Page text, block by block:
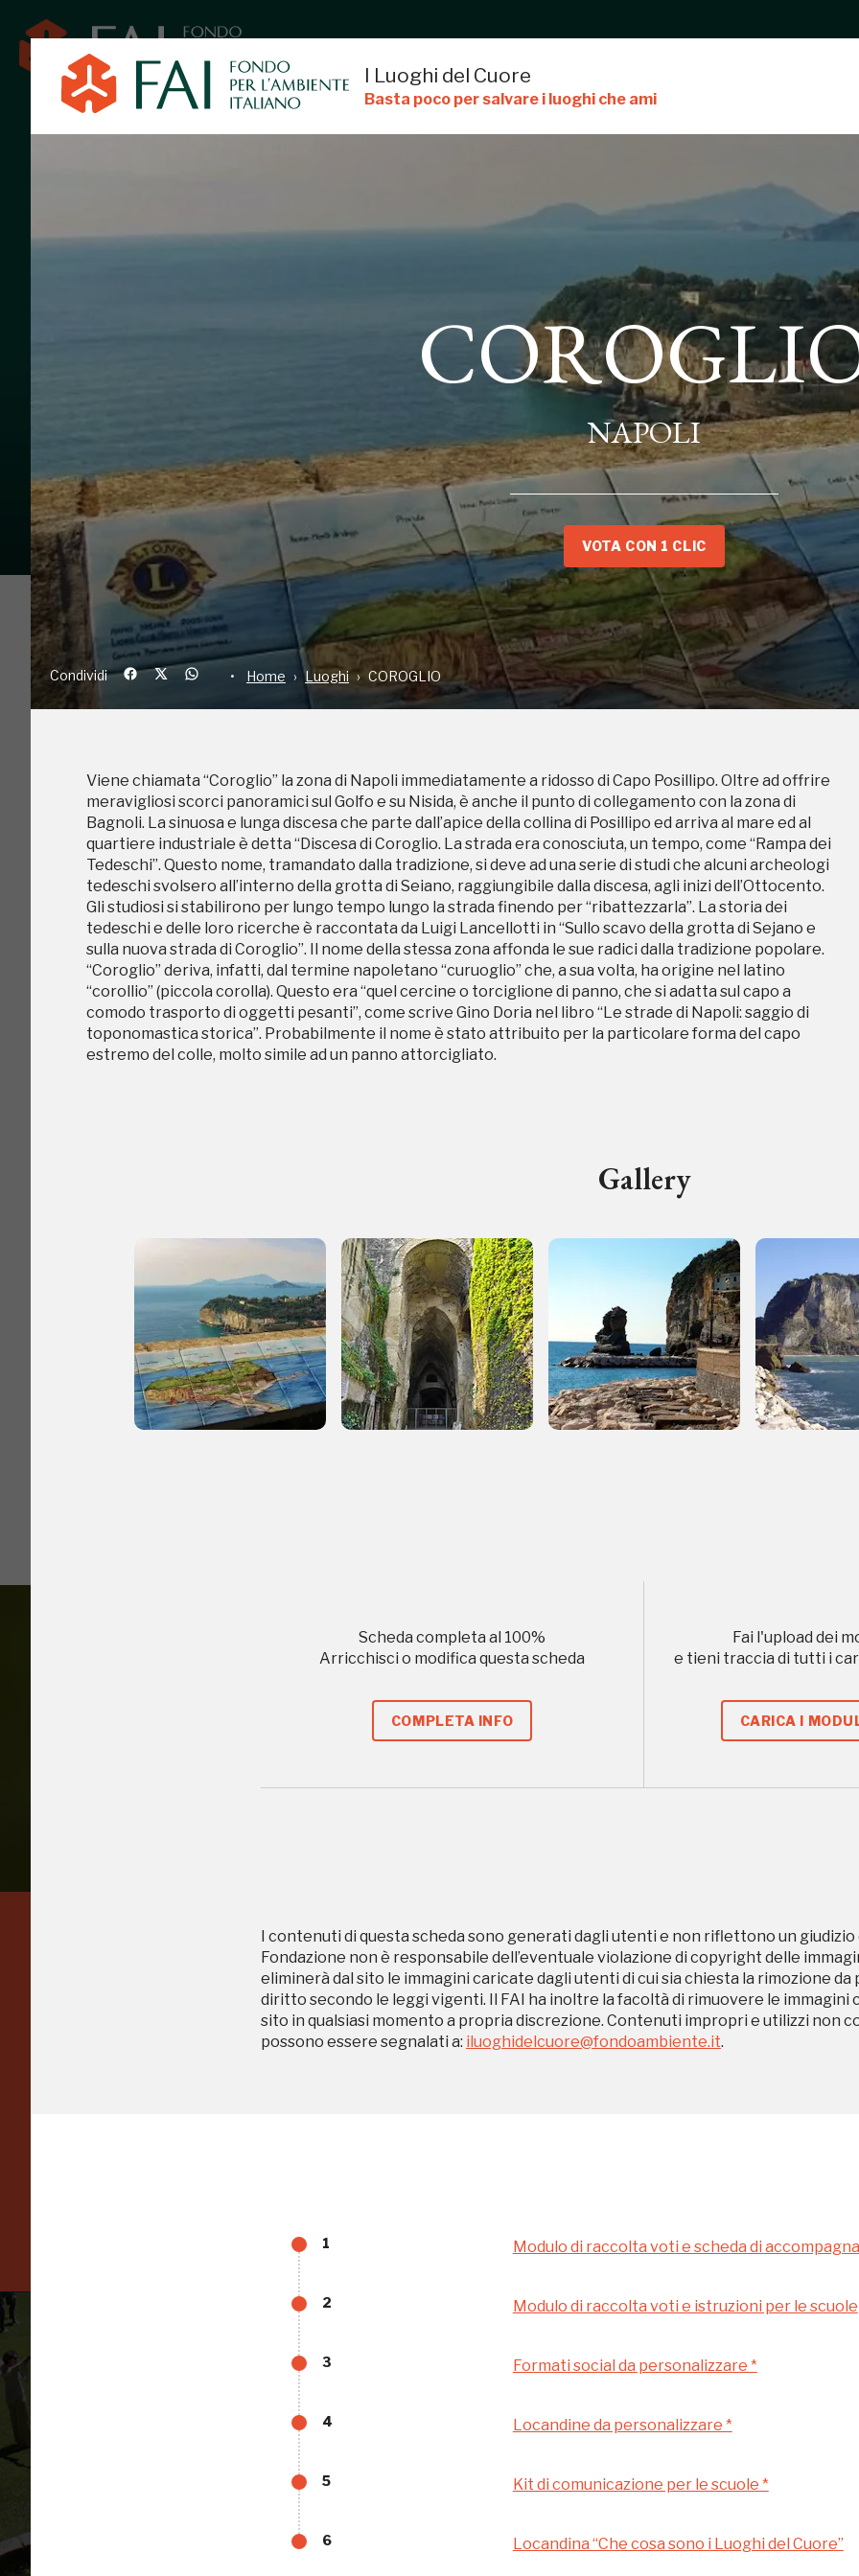
I Luoghi del Cuore
Basta poco per salvare i luoghi che ami
NAPOLI
VOTA CON 1 CLIC
Condividi Home Luoghi COROGLIO
Viene chiamata “Coroglio” la zona di Napoli immediatamente a ridosso di Capo Posillipo. Oltre ad offrire
meravigliosi scorci panoramici sul Golfo e su Nisida, è anche il punto di collegamento con la zona di
Bagnoli. La sinuosa e lunga discesa che parte dall’apice della collina di Posillipo ed arriva al mare ed al
quartiere industriale è detta “Discesa di Coroglio. La strada era conosciuta, un tempo, come “Rampa dei
Tedeschi”. Questo nome, tramandato dalla tradizione, si deve ad una serie di studi che alcuni archeologi
tedeschi svolsero all’interno della grotta di Seiano, raggiungibile dalla discesa, agli inizi dell’Ottocento.
Gli studiosi si stabilirono per lungo tempo lungo la strada finendo per “ribattezzarla”. La storia dei
tedeschi e delle loro ricerche è raccontata da Luigi Lancellotti in “Sullo scavo della grotta di Sejano e
sulla nuova strada di Coroglio”. Il nome della stessa zona affonda le sue radici dalla tradizione popolare.
“Coroglio” deriva, infatti, dal termine napoletano “curuoglio” che, a sua volta, ha origine nel latino
“corollio” (piccola corolla). Questo era “quel cercine o torciglione di panno, che si adatta sul capo a
comodo trasporto di oggetti pesanti”, come scrive Gino Doria nel libro “Le strade di Napoli: saggio di
toponomastica storica”. Probabilmente il nome è stato attribuito per la particolare forma del capo
estremo del colle, molto simile ad un panno attorcigliato.
Gallery
Scheda completa al 100%
Arricchisci o modifica questa scheda
COMPLETA INFO
Fai l'upload dei
e tieni traccia di tutti i
CARICA I
I contenuti di questa scheda sono generati dagli utenti e non riflettono un giudizio
Fondazione non è responsabile dell’eventuale violazione di copyright delle
eliminerà dal sito le immagini caricate dagli utenti di cui sia chiesta la rimozione
diritto secondo le leggi vigenti. Il FAI ha inoltre la facoltà di rimuovere le immagini
sito in qualsiasi momento a propria discrezione. Contenuti impropri e utilizzi non
possono essere segnalati a: iluoghidelcuore@fondoambiente.it.
1 Modulo di raccolta voti e scheda di
2 Modulo di raccolta voti e istruzioni per le scuole
3 Formati social da personalizzare *
4 Locandine da personalizzare *
5 Kit di comunicazione per le scuole *
6 Locandina “Che cosa sono i Luoghi del Cuore”
Condividi Home Luoghi COROGLIO
Viene chiamata “Coroglio” la zona di Napoli immediatamente a ridosso di Capo Posillipo. Oltre ad offrire
meravigliosi scorci panoramici sul Golfo e su Nisida, è anche il punto di collegamento con la zona di
Bagnoli. La sinuosa e lunga discesa che parte dall’apice della collina di Posillipo ed arriva al mare ed al
quartiere industriale è detta “Discesa di Coroglio. La strada era conosciuta, un tempo, come “Rampa dei
Gli studiosi si stabilirono per lungo tempo lungo la strada finendo per “ribattezzarla”. La storia dei
tedeschi e delle loro ricerche è raccontata da Luigi Lancellotti in “Sullo scavo della grotta di Sejano e
sulla nuova strada di Coroglio”. Il nome della stessa zona affonda le sue radici dalla tradizione popolare.
“Coroglio” deriva, infatti, dal termine napoletano “curuoglio” che, a sua volta, ha origine nel latino
“corollio” (piccola corolla). Questo era “quel cercine o torciglione di panno, che si adatta sul capo a
comodo trasporto di oggetti pesanti”, come scrive Gino Doria nel libro “Le strade di Napoli: saggio di
toponomastica storica”. Probabilmente il nome è stato attribuito per la particolare forma del capo
estremo del colle, molto simile ad un panno attorcigliato.
I Luoghi del Cuore
Storico campagne in questo
Registrati alla newsletter
Accedi alle informazioni per te più interessanti, a quelle inerenti i luoghi
Regalati 365 giorni di
nell'Italia più bella,
Scopri tutte le opportunità riservate agli iscritti
Museo
Sansevero
Napoli
Tutto questo non sarebbe possibile